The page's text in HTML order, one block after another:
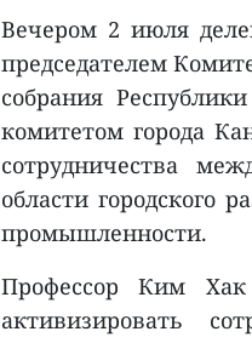
Вечером 2 июля
председателем
собрания
комитетом города
сотрудничества
области городского
промышленности.
Профессор Ким
активизировать